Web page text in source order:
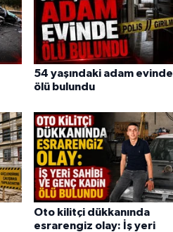
54 yaşındaki adam evinde
ölü bulundu
Oto kilitçi dükkanında
esrarengiz olay: İş yeri